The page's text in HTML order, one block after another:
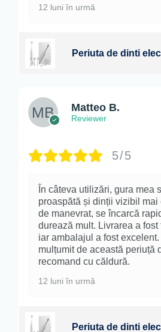
12 luni în urmă
Periuta de dinti
Matteo B.
Reviewer
5/5
În câteva utilizări, gura mea
proaspătă și dinții vizibil mai
de manevrat, se încarcă
durează mult. Livrarea a fost
iar ambalajul a fost
mulțumit de această periuță
recomand cu căldură.
12 luni în urmă
Periuta de dinti